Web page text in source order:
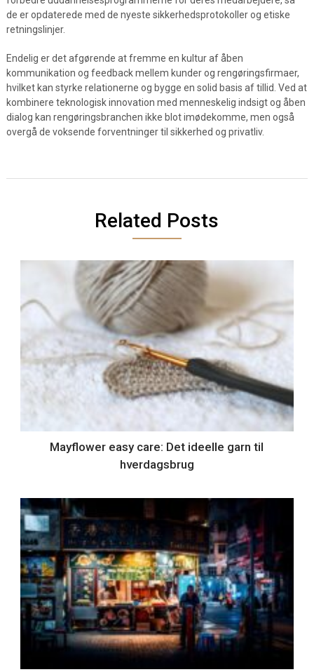
de er opdaterede med de nyeste sikkerhedsprotokoller og etiske
retningslinjer.
Endelig er det afgørende at fremme en kultur af åben
kommunikation og feedback mellem kunder og rengøringsfirmaer,
hvilket kan styrke relationerne og bygge en solid basis af tillid. Ved at
kombinere teknologisk innovation med menneskelig indsigt og åben
dialog kan rengøringsbranchen ikke blot imødekomme, men også
overgå de voksende forventninger til sikkerhed og privatliv.
Related Posts
Mayflower easy care: Det ideelle garn til
hverdagsbrug